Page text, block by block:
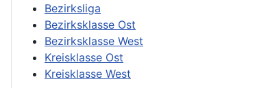
Bezirksliga
Bezirksklasse Ost
Bezirksklasse West
Kreisklasse Ost
Kreisklasse West